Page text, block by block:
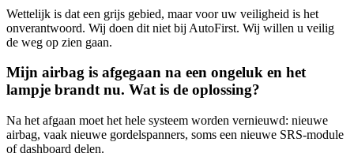
Wettelijk is dat een grijs gebied, maar voor uw veiligheid is het
onverantwoord. Wij doen dit niet bij AutoFirst. Wij willen u veilig
de weg op zien gaan.
Mijn airbag is afgegaan na een ongeluk en het
lampje brandt nu. Wat is de oplossing?
Na het afgaan moet het hele systeem worden vernieuwd: nieuwe
airbag, vaak nieuwe gordelspanners, soms een nieuwe SRS-module
of dashboard delen.